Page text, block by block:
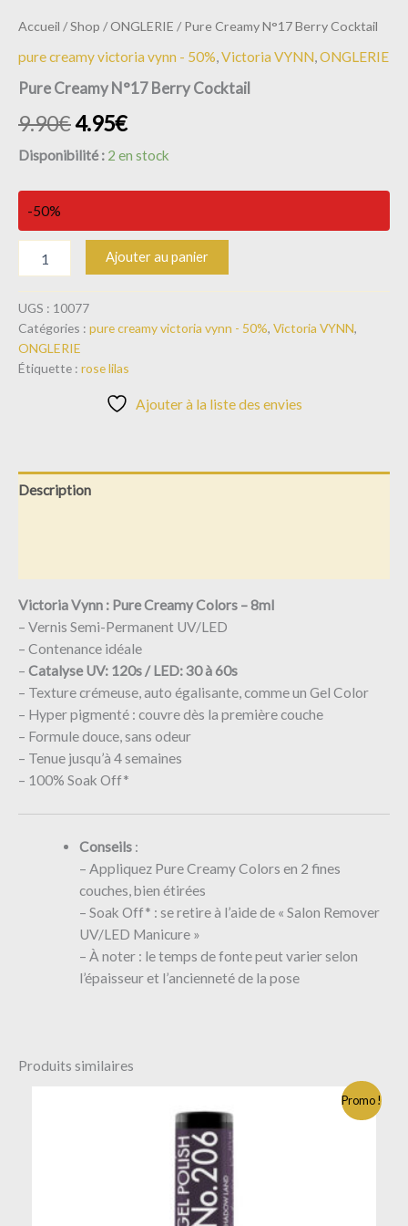
Accueil /Shop /ONGLERIE / Pure Creamy N°17 Berry Cocktail
pure creamy victoria vynn - 50%,Victoria VYNN,ONGLERIE
Pure Creamy N°17 Berry Cocktail
9.90€4.95€
Disponibilité : 2 en stock
-50%
Ajouter au panier
UGS : 10077
Catégories : pure creamy victoria vynn - 50%, Victoria VYNN,
ONGLERIE
Étiquette : rose lilas
Ajouter à la liste des envies
Description
Victoria Vynn : Pure Creamy Colors – 8ml
– Vernis Semi-Permanent UV/LED
– Contenance idéale
– Catalyse UV: 120s / LED: 30 à 60s
– Texture crémeuse, auto égalisante, comme un Gel Color
– Hyper pigmenté : couvre dès la première couche
– Formule douce, sans odeur
– Tenue jusqu’à 4 semaines
– 100% Soak Off*
Conseils :
– Appliquez Pure Creamy Colors en 2 fines
couches, bien étirées
– Soak Off* : se retire à l’aide de « Salon Remover
UV/LED Manicure »
– À noter : le temps de fonte peut varier selon
l’épaisseur et l’ancienneté de la pose
Produits similaires
Promo !